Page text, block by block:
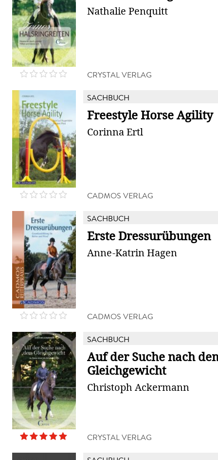
Nathalie Penquitt
CRYSTAL VERLAG
SACHBUCH
Freestyle Horse Agility
Corinna Ertl
CADMOS VERLAG
SACHBUCH
Erste Dressurübungen
Anne-Katrin Hagen
CADMOS VERLAG
SACHBUCH
Auf der Suche nach
Gleichgewicht
Christoph Ackermann
CRYSTAL VERLAG